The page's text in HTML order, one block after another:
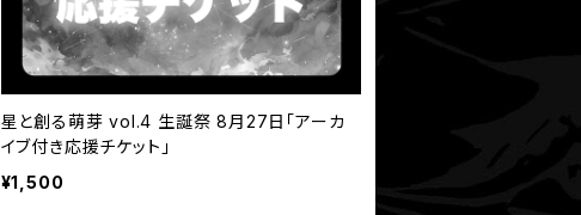
星と創る萌芽 vol.4 生誕祭 8月27日「アーカ
イブ付き応援チケット」
¥1,500